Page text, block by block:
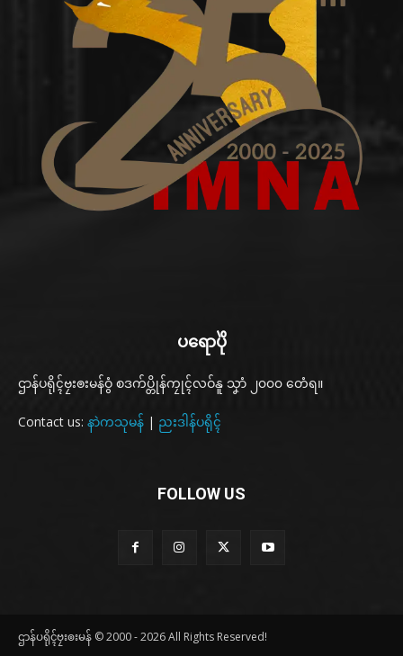
ပရောပိုဲ
ဌာန်ပရိုၚ်ဗၠးၜးမန်ဝွံ စဒက်ပ္တိုန်ကၠုၚ်လဝ်နူ သၞာံ ၂၀၀၀ တေံရ။
Contact us: နာဲကသုမန် | ညးဒါန်ပရိုၚ်
FOLLOW US
ဌာန်ပရိုၚ်ဗၠးၜးမန် © 2000 - 2026 All Rights Reserved!